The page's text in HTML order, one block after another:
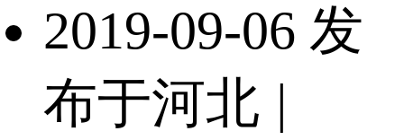
2019-09-06 发
布于河北 |